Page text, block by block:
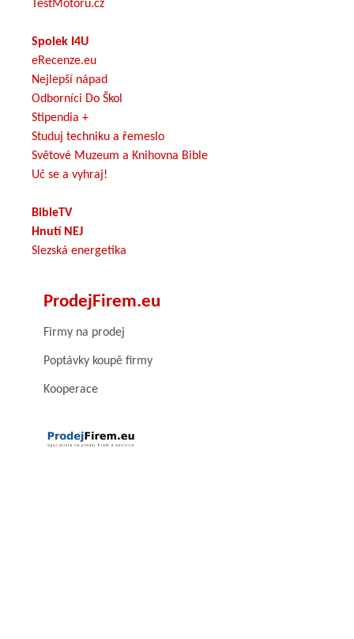
TestMotoru.cz
Spolek I4U
eRecenze.eu
Nejlepší nápad
Odborníci Do Škol
Stipendia +
Studuj techniku a řemeslo
Světové Muzeum a Knihovna Bible
Uč se a vyhraj!
BibleTV
Hnutí NEJ
Slezská energetika
ProdejFirem.eu
Firmy na prodej
Poptávky koupě firmy
Kooperace